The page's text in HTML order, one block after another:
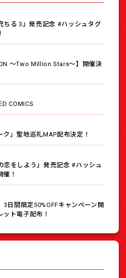
ちる 3』発売記念 #ハッシュタグ
〜Two Million Stars〜】開催決
COMICS
ク」聖地巡礼MAP配布決定！
恋をしよう』発売記念 #ハッシュ
催！
3日間限定50%OFFキャンペーン開
ト電子配布！